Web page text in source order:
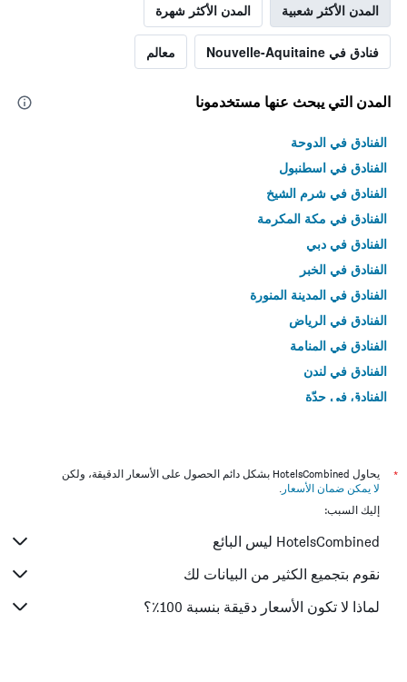
المدن الأكثر شعبية المدن الأكثر شهرة
فنادق في Nouvelle-Aquitaine معالم
المدن التي يبحث عنها مستخدمونا
الفنادق في الدوحة
الفنادق في اسطنبول
الفنادق في شرم الشيخ
الفنادق في مكة المكرمة
الفنادق في دبي
الفنادق في الخبر
الفنادق في المدينة المنورة
الفنادق في الرياض
الفنادق في المنامة
الفنادق في لندن
الفنادق في جدّة
*
يحاول HotelsCombined بشكل دائم الحصول على الأسعار الدقيقة، ولكن
لا يمكن ضمان الأسعار .
إليك السبب:
HotelsCombined ليس البائع
نقوم بتجميع الكثير من البيانات لك
لماذا لا تكون الأسعار دقيقة بنسبة 100٪؟